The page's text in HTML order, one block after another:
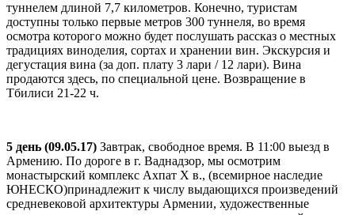
туннелем длиной 7,7 километров. Конечно, туристам
доступны только первые метров 300 туннеля, во время
осмотра которого можно будет послушать рассказ о местных
традициях виноделия, сортах и хранении вин. Экскурсия и
дегустация вина (за доп. плату 3 лари / 12 лари). Вина
продаются здесь, по специальной цене. Возвращение в
Тбилиси 21-22 ч.
5 день (09.05.17) Завтрак, свободное время. В 11:00 выезд в
Армению. По дороге в г. Ваднадзор, мы осмотрим
монастырский комплекс Ахпат X в., (всемирное наследие
ЮНЕСКО)принадлежит к числу выдающихся произведений
средневековой архитектуры Армении, художественные